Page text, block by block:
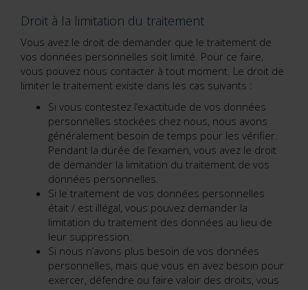
Droit à la limitation du traitement
Vous avez le droit de demander que le traitement de
vos données personnelles soit limité. Pour ce faire,
vous pouvez nous contacter à tout moment. Le droit de
limiter le traitement existe dans les cas suivants :
Si vous contestez l’exactitude de vos données
personnelles stockées chez nous, nous avons
généralement besoin de temps pour les vérifier.
Pendant la durée de l’examen, vous avez le droit
de demander la limitation du traitement de vos
données personnelles.
Si le traitement de vos données personnelles
était / est illégal, vous pouvez demander la
limitation du traitement des données au lieu de
leur suppression.
Si nous n’avons plus besoin de vos données
personnelles, mais que vous en avez besoin pour
exercer, défendre ou faire valoir des droits, vous